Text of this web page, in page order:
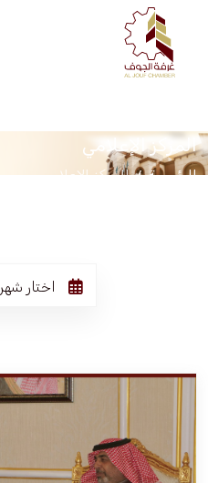
المركز الإعلامي
فعاليات الغرفة
المركز الإعلامي
الرئيسية المركز الإعلامي
اختار شهر